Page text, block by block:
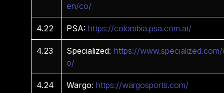
en/co/
4.22 PSA: https://colombia.psa.com.ar/
4.23 Specialized:https://
o/
4.24 Wargo:https://wargosports.com/